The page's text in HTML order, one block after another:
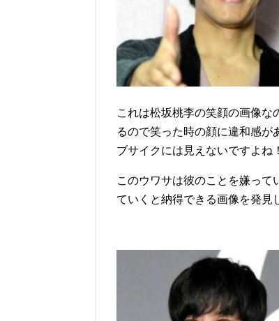
これは松坂桃李の笑顔の画像な
るので笑った時の顔に違和感
ブサイクには見えないですよね！
このウワサは彼のことを嫌って
ていくと納得できる画像を発見